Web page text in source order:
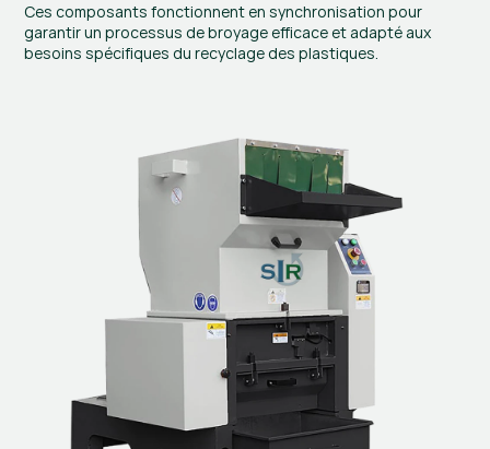
Ces composants fonctionnent en synchronisation pour
garantir un processus de broyage efficace et adapté aux
besoins spécifiques du recyclage des plastiques.